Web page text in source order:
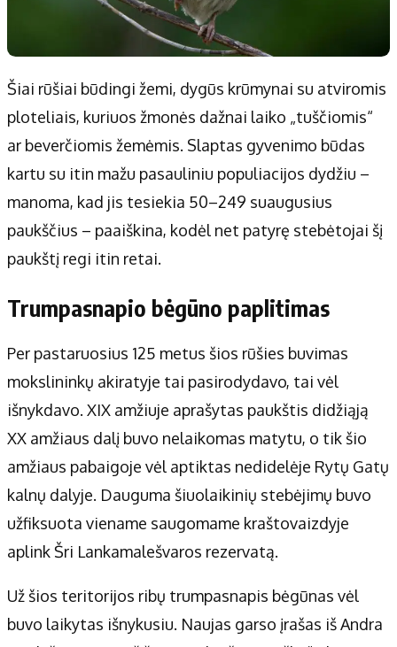
Šiai rūšiai būdingi žemi, dygūs krūmynai su atviromis
ploteliais, kuriuos žmonės dažnai laiko „tuščiomis“
ar beverčiomis žemėmis. Slaptas gyvenimo būdas
kartu su itin mažu pasauliniu populiacijos dydžiu –
manoma, kad jis tesiekia 50–249 suaugusius
paukščius – paaiškina, kodėl net patyrę stebėtojai šį
paukštį regi itin retai.
Trumpasnapio bėgūno paplitimas
Per pastaruosius 125 metus šios rūšies buvimas
mokslininkų akiratyje tai pasirodydavo, tai vėl
išnykdavo. XIX amžiuje aprašytas paukštis didžiąją
XX amžiaus dalį buvo nelaikomas matytu, o tik šio
amžiaus pabaigoje vėl aptiktas nedidelėje Rytų Gatų
kalnų dalyje. Dauguma šiuolaikinių stebėjimų buvo
užfiksuota viename saugomame kraštovaizdyje
aplink Šri Lankamalešvaros rezervatą.
Už šios teritorijos ribų trumpasnapis bėgūnas vėl
buvo laikytas išnykusiu. Naujas garso įrašas iš Andra